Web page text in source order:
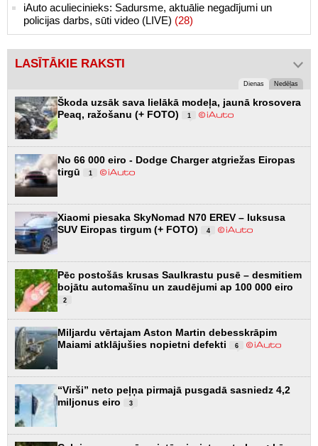
iAuto aculiecinieks: Sadursme, aktuālie negadījumi un
policijas darbs, sūti video (LIVE) (28)
LASĪTĀKIE RAKSTI
Dienas Nedēļas
Škoda uzsāk sava lielākā modeļa, jaunā krosovera
Peaq, ražošanu (+ FOTO)
1
No 66 000 eiro - Dodge Charger atgriežas Eiropas
tirgū
1
Xiaomi piesaka SkyNomad N70 EREV – luksusa
SUV Eiropas tirgum (+ FOTO)
4
Pēc postošās krusas Saulkrastu pusē – desmitiem
bojātu automašīnu un zaudējumi ap 100 000 eiro
2
Miljardu vērtajam Aston Martin debesskrāpim
Maiami atklājušies nopietni defekti
6
“Virši” neto peļņa pirmajā pusgadā sasniedz 4,2
miljonus eiro
3